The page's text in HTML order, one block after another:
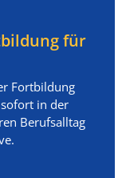
für
Fortbildung
in der
Berufsalltag